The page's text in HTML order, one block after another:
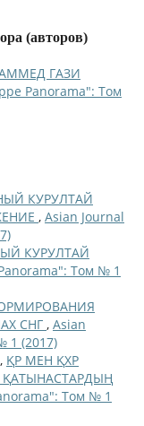
(авторов)
ГАЗИ
Panorama": Том
КУРУЛТАЙ
, Asian Journal
КУРУЛТАЙ
Том № 1
СНГ , Asian
1 (2017)
ҚР МЕН ҚХР
Том № 1